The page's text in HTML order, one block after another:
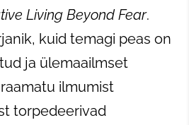
Living Beyond Fear.
kuid temagi peas on
ja ülemaailmset
ilmumist
torpedeerivad